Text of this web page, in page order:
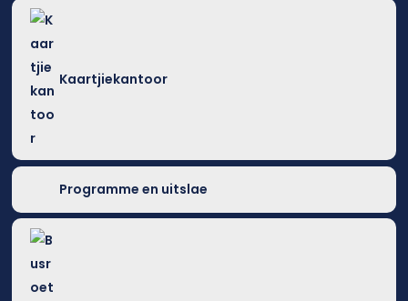
Kaartjiekantoor
Programme en uitslae